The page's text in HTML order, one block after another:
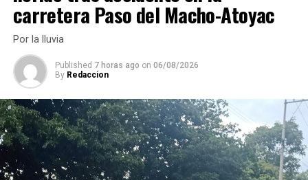
carretera Paso del Macho-Atoyac
Por la lluvia
Published 7 horas ago on 06/08/2026
By Redaccion